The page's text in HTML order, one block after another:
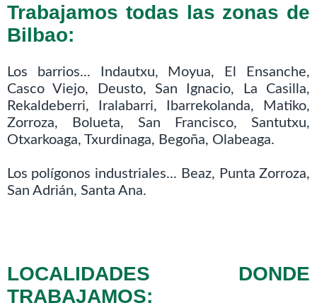
Trabajamos todas las zonas de
Bilbao:
Los barrios... Indautxu, Moyua, El Ensanche,
Casco Viejo, Deusto, San Ignacio, La Casilla,
Rekaldeberri, Iralabarri, Ibarrekolanda, Matiko,
Zorroza, Bolueta, San Francisco, Santutxu,
Otxarkoaga, Txurdinaga, Begoña, Olabeaga.
Los polígonos industriales... Beaz, Punta Zorroza,
San Adrián, Santa Ana.
LOCALIDADES DONDE
TRABAJAMOS: